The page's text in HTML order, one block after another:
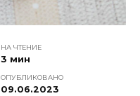
НА ЧТЕНИЕ
3 мин
ОПУБЛИКОВАНО
09.06.2023